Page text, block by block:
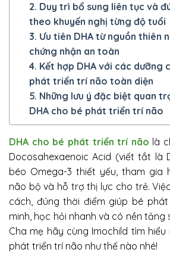
2. Duy trì bổ sung liên tục và
theo khuyến nghị từng độ tuổi
3. Ưu tiên DHA từ nguồn thiên
chứng nhận an toàn
4. Kết hợp DHA với các dưỡng
phát triển trí não toàn diện
5. Những lưu ý đặc biệt quan
DHA cho bé phát triển trí não
DHA cho bé phát triển trí não là
Docosahexaenoic Acid (viết tắt là
béo Omega-3 thiết yếu, tham gia
não bộ và hỗ trợ thị lực cho trẻ.
cách, đúng thời điểm giúp bé
minh, học hỏi nhanh và có nền tảng
Cha mẹ hãy cùng Imochild tìm
phát triển trí não như thế nào nhé!